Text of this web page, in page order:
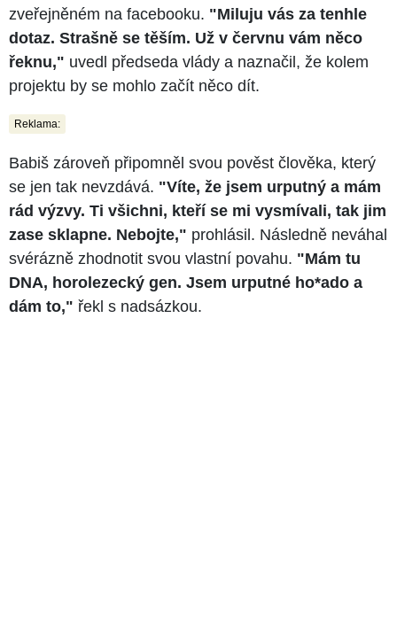
zveřejněném na facebooku. "Miluju vás za tenhle
dotaz. Strašně se těším. Už v červnu vám něco
řeknu," uvedl předseda vlády a naznačil, že kolem
projektu by se mohlo začít něco dít.
Reklama:
Babiš zároveň připomněl svou pověst člověka, který
se jen tak nevzdává. "Víte, že jsem urputný a mám
rád výzvy. Ti všichni, kteří se mi vysmívali, tak jim
zase sklapne. Nebojte," prohlásil. Následně neváhal
svérázně zhodnotit svou vlastní povahu. "Mám tu
DNA, horolezecký gen. Jsem urputné ho*ado a
dám to," řekl s nadsázkou.